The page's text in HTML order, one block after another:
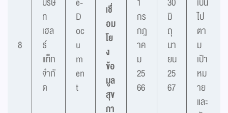
8
ท
เฮล
ธ์
แท็ก
จำกั
ด
D
oc
u
m
en
t
เชื่
อม
โย
ง
ข้อ
มูล
สุข
ภา
กร
กฎ
าค
ม
25
66
มิ
ถุ
นา
ยน
25
67
ไป
ตา
ม
เป้า
หม
าย
และ